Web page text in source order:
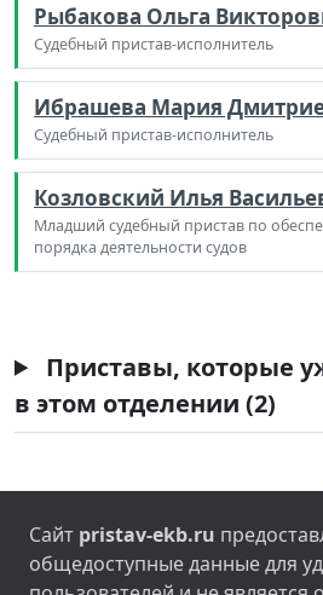
Рыбакова Ольга
Судебный пристав-исполнитель
Ибрашева Мария
Судебный пристав-исполнитель
Козловский Илья
Младший судебный пристав по
порядка деятельности судов
Приставы, которые
в этом отделении (2)
Сайт pristav-ekb.ru
общедоступные данные для